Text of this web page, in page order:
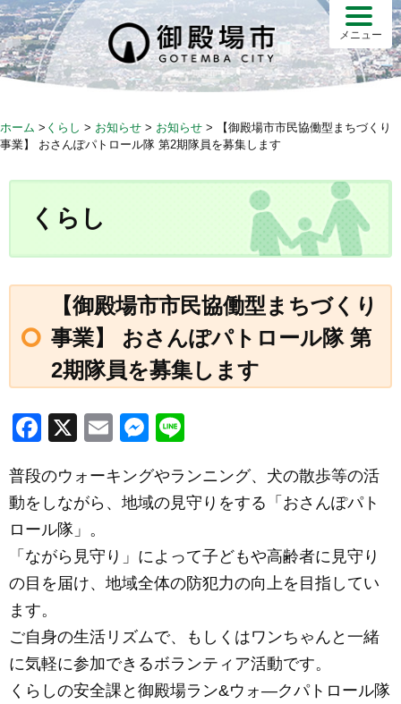
S
k
i
p
c
メニュー
ホーム > くらし > お知らせ > お知らせ >
【御殿場市市民協働型まちづくり
事業】 おさんぽパトロール隊 第2期隊員を募集します
くらし
【御殿場市市民協働型まちづくり
事業】 おさんぽパトロール隊 第
2期隊員を募集します
F
c
e
b
o
o
k
X
E
ail
M
ss
e
n
g
er
e
普段のウォーキングやランニング、犬の散歩等の活
動をしながら、地域の見守りをする「おさんぽパト
ロール隊」。
「ながら見守り」によって子どもや高齢者に見守り
の目を届け、地域全体の防犯力の向上を目指してい
ます。
ご自身の生活リズムで、もしくはワンちゃんと一緒
に気軽に参加できるボランティア活動です。
くらしの安全課と御殿場ラン&ウォ―クパトロール隊